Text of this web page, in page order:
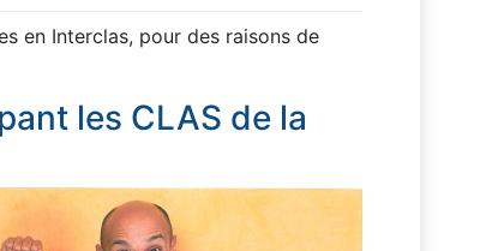
en Interclas, pour des raisons de
les CLAS de la